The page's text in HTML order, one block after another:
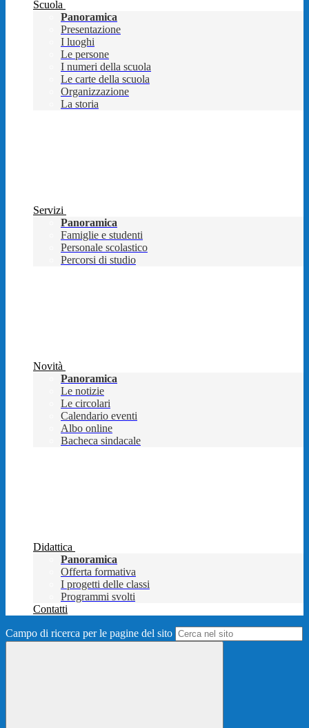
Scuola
Panoramica
Presentazione
I luoghi
Le persone
I numeri della scuola
Le carte della scuola
Organizzazione
La storia
Servizi
Panoramica
Famiglie e studenti
Personale scolastico
Percorsi di studio
Novità
Panoramica
Le notizie
Le circolari
Calendario eventi
Albo online
Bacheca sindacale
Didattica
Panoramica
Offerta formativa
I progetti delle classi
Programmi svolti
Contatti
Campo di ricerca per le pagine del sito